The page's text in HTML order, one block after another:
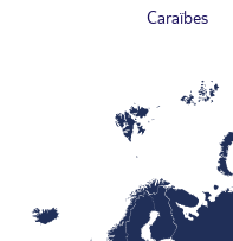
Caraïbes